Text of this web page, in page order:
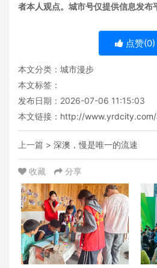
者本人观点。城市号仅提供信息发布
点赞(0)
本文分类： 城市漫步
本文标签：
发布日期：2026-07-06 11:15:03
本文链接： http://www.yrdcity.com/
上一篇 > 深澳，慢是唯一的流速
收藏 分享